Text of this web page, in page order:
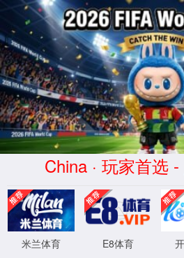
网站首页 动保产品
走进4399js金莎官网登录入口